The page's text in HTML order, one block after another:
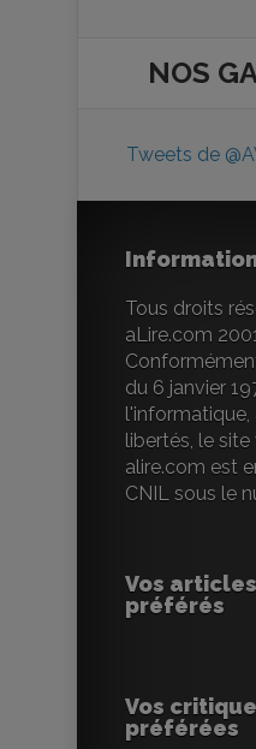
NOS
Tweets de
Tous droits
aLire.com
du 6 janvier
l'informatique,
libertés, le
alire.com est
CNIL sous le
Vos
préférés
Vos
préférées